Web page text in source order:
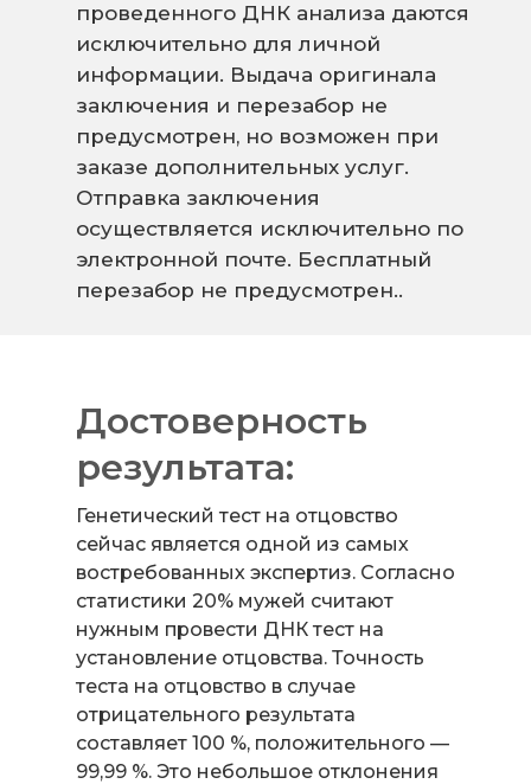
проведенного ДНК анализа даются
исключительно для личной
информации. Выдача оригинала
заключения и перезабор не
предусмотрен, но возможен при
заказе дополнительных услуг.
Отправка заключения
осуществляется исключительно по
электронной почте. Бесплатный
перезабор не предусмотрен..
Достоверность
результата:
Генетический тест на отцовство
сейчас является одной из самых
востребованных экспертиз. Согласно
статистики 20% мужей считают
нужным провести ДНК тест на
установление отцовства. Точность
теста на отцовство в случае
отрицательного результата
составляет 100 %, положительного —
99,99 %. Это небольшое отклонения